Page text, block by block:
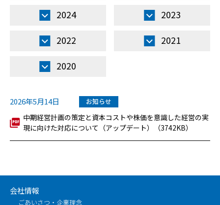
2024
2023
2022
2021
2020
2026年5月14日 お知らせ
中期経営計画の策定と資本コストや株価を意識した経営の実
現に向けた対応について（アップデート）（3742KB）
会社情報
ごあいさつ・企業理念